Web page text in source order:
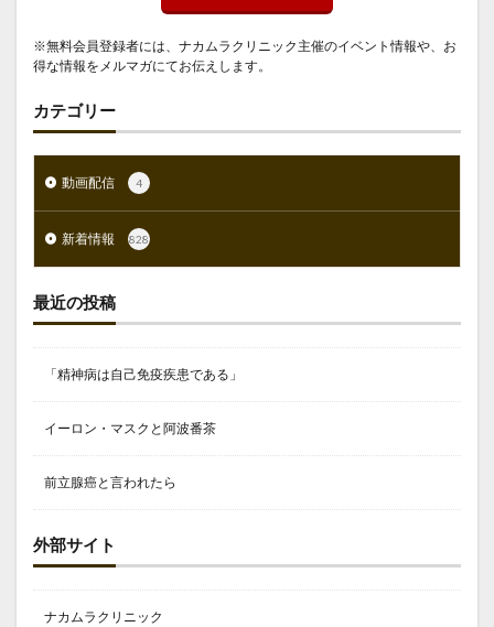
※無料会員登録者には、ナカムラクリニック主催のイベント情報や、お
得な情報をメルマガにてお伝えします。
カテゴリー
動画配信 4
新着情報 828
最近の投稿
「精神病は自己免疫疾患である」
イーロン・マスクと阿波番茶
前立腺癌と言われたら
外部サイト
ナカムラクリニック